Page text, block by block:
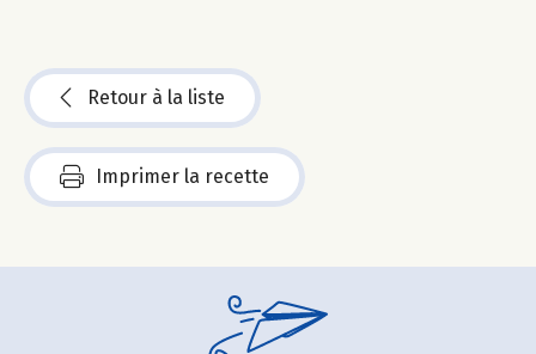
Retour à la liste
Imprimer la recette